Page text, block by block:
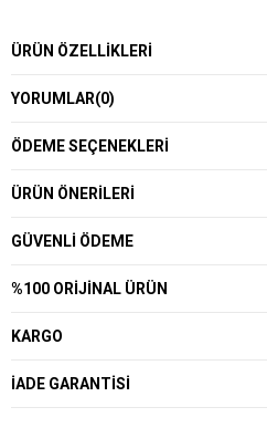
ÜRÜN ÖZELLIKLERI
YORUMLAR(0)
ÖDEME SEÇENEKLERI
ÜRÜN ÖNERILERI
GÜVENLI ÖDEME
%100 ORIJINAL ÜRÜN
KARGO
İADE GARANTISI